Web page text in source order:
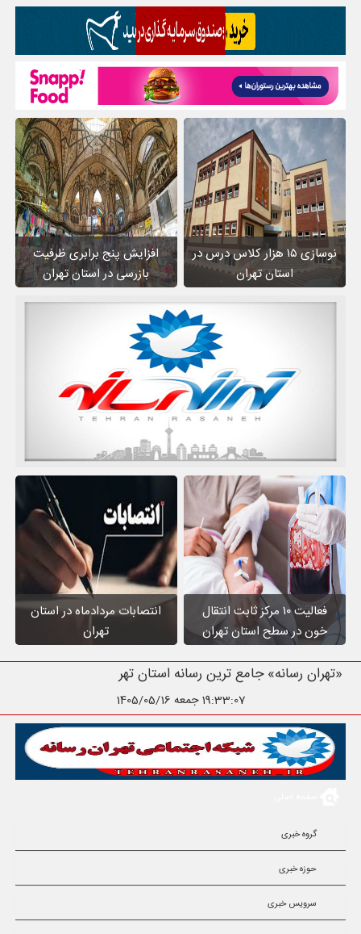
نوسازی ۱۵ هزار کلاس درس در
استان تهران
افزایش پنج برابری ظرفیت
بازرسی در استان تهران
فعالیت ۱۰ مرکز ثابت انتقال
خون در سطح استان تهران
انتصابات مردادماه در استان
تهران
«تهران رسانه» جامع ترین رسانه استان تهرا
19:33:08 جمعه 1405/05/16
گروه خبری
حوزه خبری
سرویس خبری